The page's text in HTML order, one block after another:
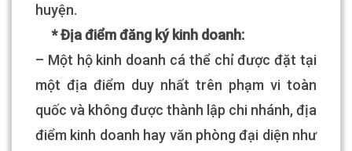
huyện.
* Địa điểm đăng ký kinh doanh:
– Một hộ kinh doanh cá thể chỉ được đặt tại
một địa điểm duy nhất trên phạm vi toàn
quốc và không được thành lập chi nhánh, địa
điểm kinh doanh hay văn phòng đại diện như